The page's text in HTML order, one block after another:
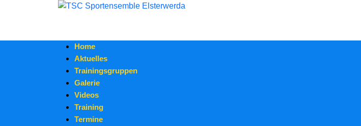
Home
Aktuelles
Trainingsgruppen
Galerie
Videos
Training
Termine